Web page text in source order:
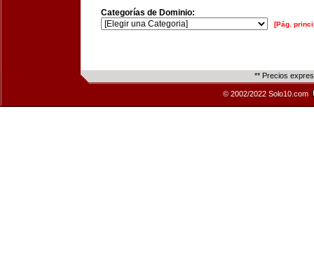
Categorías de Dominio:
[Pág.
** Precios
© 2002/2022 Solo10.com